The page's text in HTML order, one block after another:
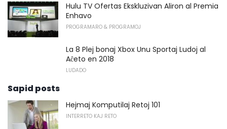
Hulu TV Ofertas Ekskluzivan Aliron al Premia
Enhavo
PROGRAMARO & PROGRAMOJ
La 8 Plej bonaj Xbox Unu Sportaj Ludoj al
Aĉeto en 2018
LUDADO
Sapid posts
Hejmaj Komputilaj Retoj 101
INTERRETO KAJ RETO